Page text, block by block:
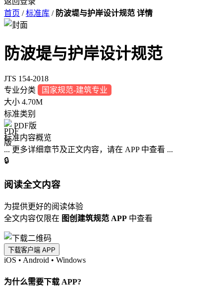
首页 / 标准库 / 防波堤与护岸设计规范 详情
防波堤与护岸设计规范
JTS 154-2018
专业分类
国家规范-建筑专业
大小 4.70M
标准类别
PDF版
标准内容概览
... 更多详细章节及正文内容，请在 APP 中查看 ...
🔒
阅读全文内容
为提供更好的阅读体验
全文内容仅限在 图创建筑规范 APP 中查看
下载客户端 APP
iOS • Android • Windows
为什么需要下载 APP?